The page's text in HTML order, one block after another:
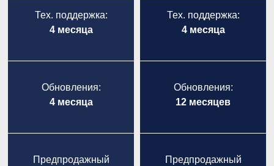
Тех. поддержка:
4 месяца
Обновления:
4 месяца
Предпродажный
Тех. поддержка:
4 месяца
Обновления:
12 месяцев
Предпродажный